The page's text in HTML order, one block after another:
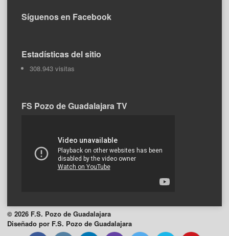
Síguenos en Facebook
Estadísticas del sitio
308.943 visitas
FS Pozo de Guadalajara TV
© 2026 F.S. Pozo de Guadalajara
Diseñado por F.S. Pozo de Guadalajara